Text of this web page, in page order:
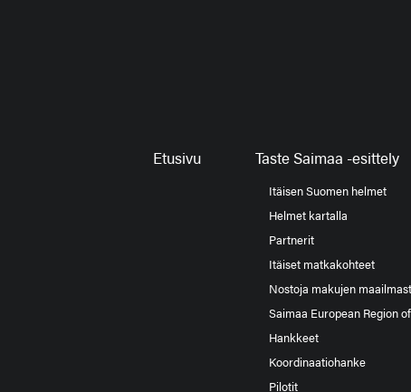
Etusivu Taste Saimaa -esittely
Itäisen Suomen helmet
Helmet kartalla
Partnerit
Itäiset matkakohteet
Nostoja makujen
Saimaa European Region
Hankkeet
Koordinaatiohanke
Pilotit